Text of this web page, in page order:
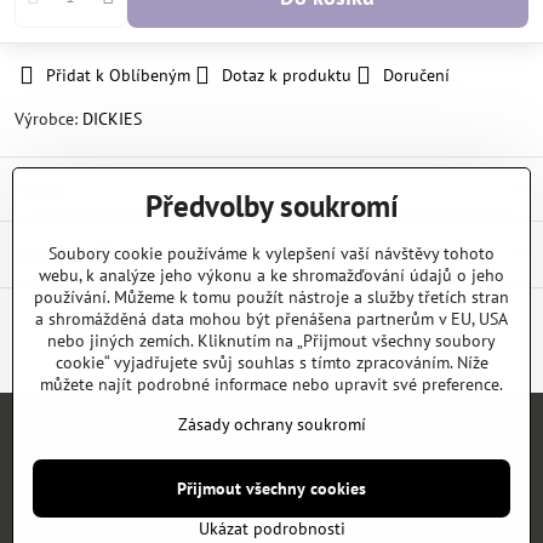
Přidat k Oblíbeným Dotaz k produktu
Doručení
Výrobce: DICKIES
Diskuse 0
FacebookTwitterBlueskyPinterestReddit LinkedInWhatsApp
E-
mail
KATALOGY NEWS
©2026CopyrightPředvolby soukromíZásady ochrany soukromí
Předvolby soukromí
Soubory cookie používáme k vylepšení vaší návštěvy tohoto
webu, k analýze jeho výkonu a ke shromažďování údajů o jeho
používání. Můžeme k tomu použít nástroje a služby třetích stran
a shromážděná data mohou být přenášena partnerům v EU, USA
nebo jiných zemích. Kliknutím na „Přijmout všechny soubory
cookie“ vyjadřujete svůj souhlas s tímto zpracováním. Níže
můžete najít podrobné informace nebo upravit své preference.
Zásady ochrany soukromí
Ukázat podrobnosti
Přijmout všechny cookies